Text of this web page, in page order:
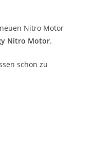
Nitro Motor
Nitro Motor.
schon zu